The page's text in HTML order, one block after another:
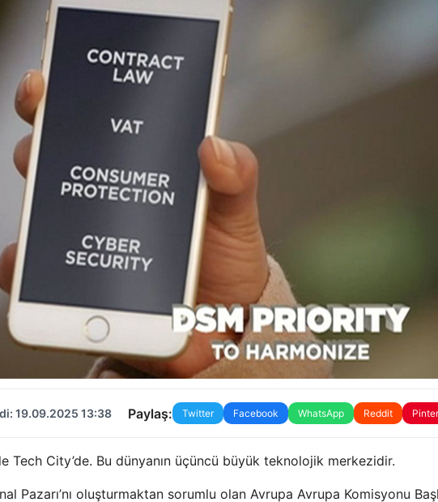
19.09.2025 13:38 Paylaş: Twitter Facebook WhatsApp Reddit
Tech City’de. Bu dünyanın üçüncü büyük teknolojik merkezidir.
Pazarı’nı oluşturmaktan sorumlu olan Avrupa Avrupa Komisyonu